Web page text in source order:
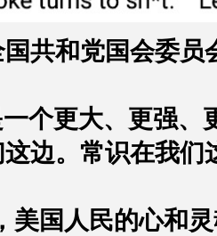
共和党国会委员
个更大、更强、
边。常识在我们
美国人民的心和